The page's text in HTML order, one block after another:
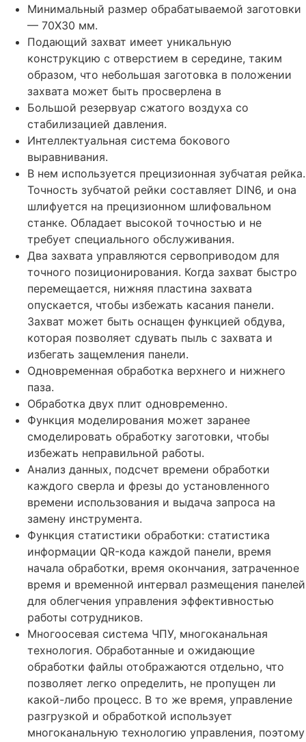
Минимальный размер обрабатываемой заготовки
— 70X30 мм.
Подающий захват имеет уникальную
конструкцию с отверстием в середине, таким
образом, что небольшая заготовка в положении
захвата может быть просверлена в
Большой резервуар сжатого воздуха со
стабилизацией давления.
Интеллектуальная система бокового
выравнивания.
В нем используется прецизионная зубчатая рейка.
Точность зубчатой рейки составляет DIN6, и она
шлифуется на прецизионном шлифовальном
станке. Обладает высокой точностью и не
требует специального обслуживания.
Два захвата управляются сервоприводом для
точного позиционирования. Когда захват быстро
перемещается, нижняя пластина захвата
опускается, чтобы избежать касания панели.
Захват может быть оснащен функцией обдува,
которая позволяет сдувать пыль с захвата и
избегать защемления панели.
Одновременная обработка верхнего и нижнего
паза.
Обработка двух плит одновременно.
Функция моделирования может заранее
смоделировать обработку заготовки, чтобы
избежать неправильной работы.
Анализ данных, подсчет времени обработки
каждого сверла и фрезы до установленного
времени использования и выдача запроса на
замену инструмента.
Функция статистики обработки: статистика
информации QR-кода каждой панели, время
начала обработки, время окончания, затраченное
время и временной интервал размещения панелей
для облегчения управления эффективностью
работы сотрудников.
Многоосевая система ЧПУ, многоканальная
технология. Обработанные и ожидающие
обработки файлы отображаются отдельно, что
позволяет легко определить, не пропущен ли
какой-либо процесс. В то же время, управление
разгрузкой и обработкой использует
многоканальную технологию управления, поэтому